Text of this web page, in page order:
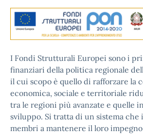
I Fondi Strutturali Europei sono i
finanziari della politica regionale
il cui scopo è quello di rafforzare la
economica, sociale e territoriale
tra le regioni più avanzate e quelle
sviluppo. Si tratta di un sistema che
membri a mantenere il loro